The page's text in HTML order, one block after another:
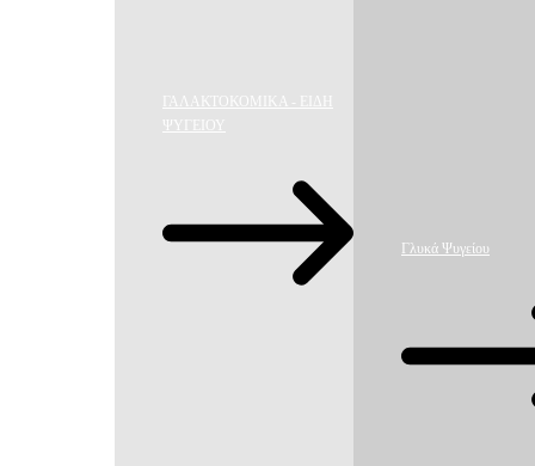
ΓΑΛΑΚΤΟΚΟΜΙΚΑ - ΕΙΔΗ
ΨΥΓΕΙΟΥ
Γλυκά Ψυγείου